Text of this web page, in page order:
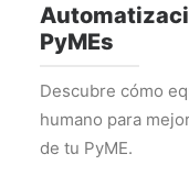
PyMEs
Descubre cómo
humano para
de tu PyME.